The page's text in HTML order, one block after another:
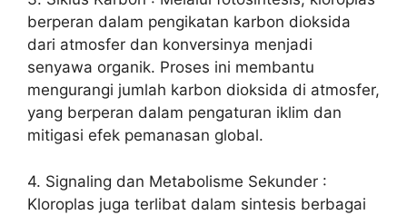
berperan dalam pengikatan karbon dioksida
dari atmosfer dan konversinya menjadi
senyawa organik. Proses ini membantu
mengurangi jumlah karbon dioksida di atmosfer,
yang berperan dalam pengaturan iklim dan
mitigasi efek pemanasan global.
4. Signaling dan Metabolisme Sekunder :
Kloroplas juga terlibat dalam sintesis berbagai